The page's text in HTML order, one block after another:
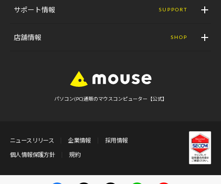
サポート情報 SUPPORT
店舗情報 SHOP
パソコン(PC)通販のマウスコンピューター【公式】
ニュースリリース 企業情報
採用情報
個人情報保護方針
規約